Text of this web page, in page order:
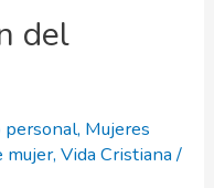
del
personal, Mujeres
mujer,Vida Cristiana/